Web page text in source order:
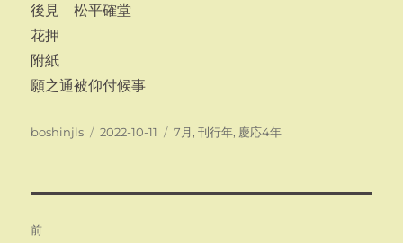
後見 松平確堂
花押
附紙
願之通被仰付候事
投
boshinjls
投
2022-10-11
カ
7月 ,刊行年, 慶応4年
前